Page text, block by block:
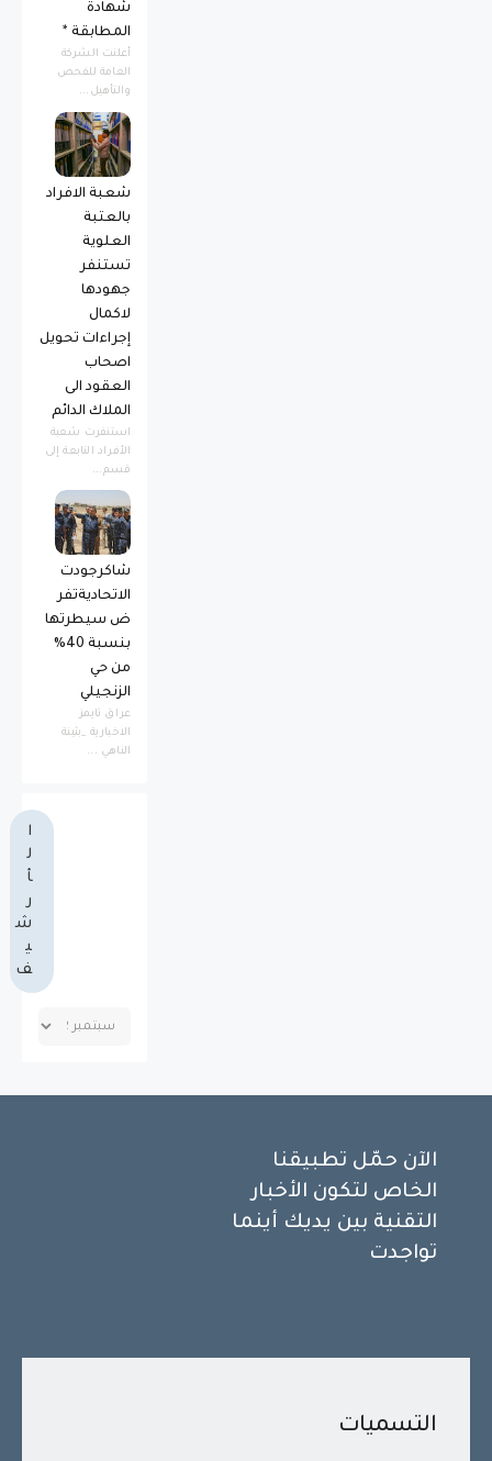
شهادة
المطابقة *
أعلنت الشركة
العامة للفحص
والتأهيل...
شعبة الافراد
بالعتبة
العلوية
تستنفر
جهودها
لاكمال
إجراءات تحويل
اصحاب
العقود الى
الملاك الدائم
استنفرت شعبة
الأفراد التابعة إلى
قسم...
شاكرجودت
الاتحاديةتفر
ض سيطرتها
بنسبة 40%
من حي
الزنجيلي
عراق تايمز
الاخبارية _بثينة
الناهي ...
ا
ل
أ
ر
ش
ي
ف
الآن حمّل تطبيقنا
الخاص لتكون الأخبار
التقنية بين يديك أينما
تواجدت
التسميات